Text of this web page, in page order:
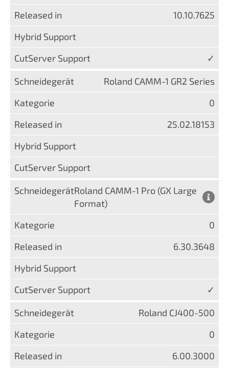
10.10.7625
✓
Roland CAMM-1 GR2 Series
0
25.02.18153
Roland CAMM-1 Pro (GX Large
Format)
0
6.30.3648
✓
Roland CJ400-500
0
6.00.3000